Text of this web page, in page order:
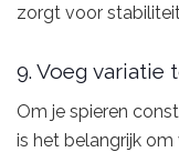
zorgt voor
9. Voeg variatie
Om je spieren
is het belangrijk